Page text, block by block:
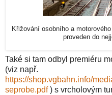
Křižování osobního a
proveden do
Také si tam odbyl premiéru
(viz např.
https://shop.vgbahn.info/
seprobe.pdf) s vrcholovým